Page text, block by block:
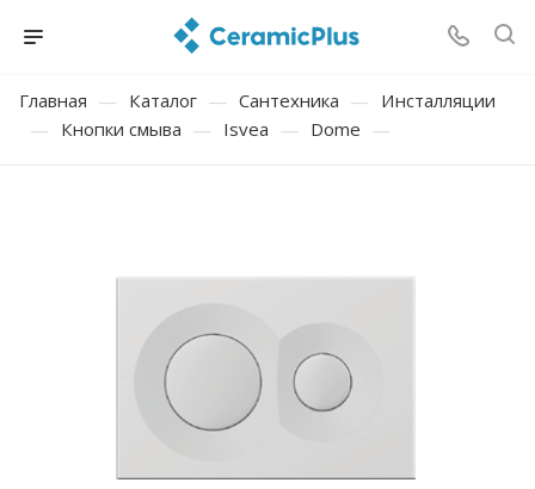
Главная — Каталог — Сантехника — Инсталляции
— Кнопки смыва — Isvea — Dome —